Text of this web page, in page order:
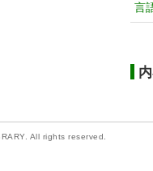
言
All rights reserved.